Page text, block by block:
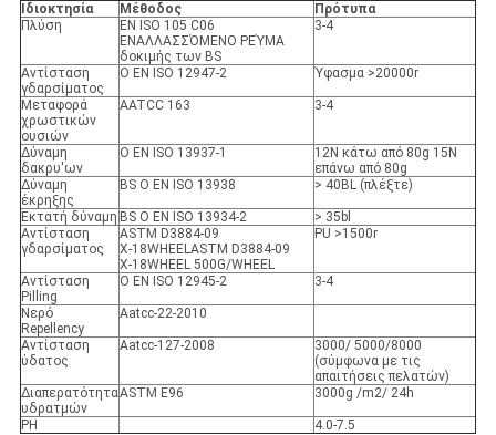
Ιδιοκτησία Μέθοδος
Πρότυπα
Πλύση
EN ISO 105 C06
ΕΝΑΛΛΑΣΣΌΜΕΝΟ ΡΕΎΜΑ
δοκιμής των BS
3-4
Αντίσταση
γδαρσίματος
Ο EN ISO 12947-2 Ύφασμα >20000r
Μεταφορά
χρωστικών
ουσιών
AATCC 163 3-4
Δύναμη
δακρυ'ων
Ο EN ISO 13937-1
12N κάτω από 80g 15N
επάνω από 80g
Δύναμη
έκρηξης
BS Ο EN ISO 13938 > 40BL (πλέξτε)
Εκτατή δύναμη BS Ο EN ISO 13934-2
> 35bl
Αντίσταση
γδαρσίματος
ASTM D3884-09
Χ-18WHEELASTM D3884-09
Χ-18WHEEL 500G/WHEEL
PU >1500r
Αντίσταση
Pilling
Ο EN ISO 12945-2 3-4
Νερό
Repellency
Aatcc-22-2010
Αντίσταση
ύδατος
Aatcc-127-2008
3000/ 5000/8000
(σύμφωνα με τις
απαιτήσεις πελατών)
Διαπερατότητα
υδρατμών
ASTM E96 3000g /m2/ 24h
PH 4.0-7.5